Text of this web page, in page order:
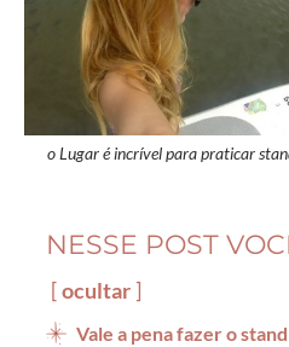
o Lugar é incrível para praticar
NESSE POST
ocultar
Vale a pena fazer o